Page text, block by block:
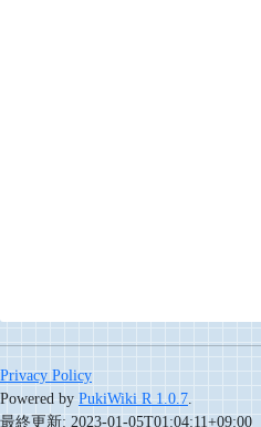
Privacy Policy
Powered by PukiWiki R 1.0.7
最終更新: 2023-01-05T01:04:11+09:00